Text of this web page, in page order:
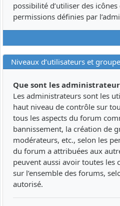
possibilité d’utiliser des
permissions définies par
Niveaux d’utilisateurs et
Que sont les
Les administrateurs sont les
haut niveau de contrôle sur
tous les aspects du forum
bannissement, la création de
modérateurs, etc., selon les
du forum a attribuées aux
peuvent aussi avoir toutes les
sur l’ensemble des forums,
autorisé.